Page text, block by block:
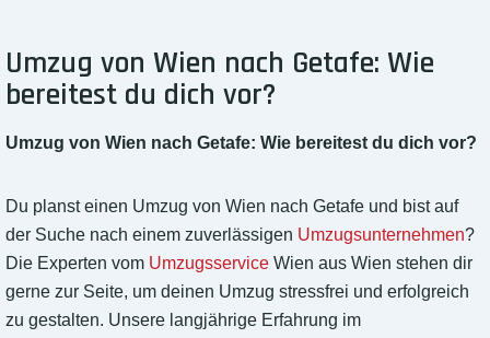
Umzug von Wien nach Getafe: Wie
bereitest du dich vor?
Umzug von Wien nach Getafe: Wie bereitest du dich vor?
Du planst einen Umzug von Wien nach Getafe und bist auf
der Suche nach einem zuverlässigen Umzugsunternehmen?
Die Experten vom Umzugsservice Wien aus Wien stehen dir
gerne zur Seite, um deinen Umzug stressfrei und erfolgreich
zu gestalten. Unsere langjährige Erfahrung im